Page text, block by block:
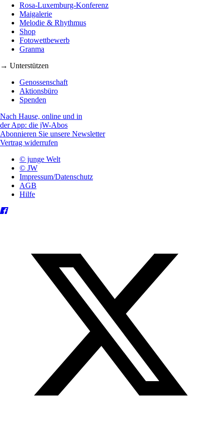
Rosa-Luxemburg-Konferenz
Maigalerie
Melodie & Rhythmus
Shop
Fotowettbewerb
Granma
→ Unterstützen
Genossenschaft
Aktionsbüro
Spenden
Nach Hause, online und in
der App: die jW-Abos
Abonnieren Sie unsere Newsletter
Vertrag widerrufen
© junge Welt
© JW
Impressum/Datenschutz
AGB
Hilfe